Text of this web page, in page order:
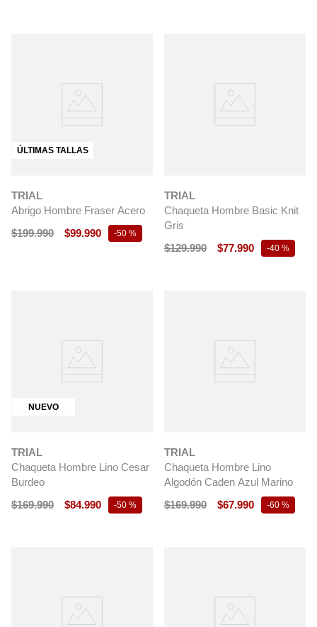
ÚLTIMAS TALLAS
TRIAL
Abrigo Hombre Fraser Acero
$199.990 $99.990 -50 %
TRIAL
Chaqueta Hombre Basic Knit
Gris
$129.990 $77.990 -40 %
NUEVO
TRIAL
Chaqueta Hombre Lino Cesar
Burdeo
$169.990 $84.990 -50 %
TRIAL
Chaqueta Hombre Lino
Algodón Caden Azul Marino
$169.990 $67.990 -60 %